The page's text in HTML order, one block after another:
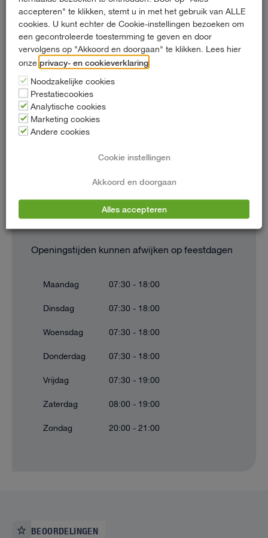
fouten bevatten.
Contact
Zeppelinstraat 65
2652 XB Berkel en Rodenrijs
010 - 452 03 33
info@hartautoverhuur.nl
Openingstijden
Openingstijden kunnen afwijken op feestdagen
Maandag
07:30 - 18:00
Dinsdag
07:30 - 18:00
Woensdag
07:30 - 18:00
Donderdag
07:30 - 18:00
Vrijdag
07:30 - 19:00
Zaterdag
08:00 - 19:00
Zondag
20:00 - 21:00
BEOORDELINGEN
accepteren" te klikken, stemt u in met het gebruik van ALLE
cookies. U kunt echter de Cookie-instellingen bezoeken om
een gecontroleerde toestemming te geven en door
vervolgens op "Akkoord en doorgaan" te klikken. Lees hier
onze privacy- en cookieverklaring
Noodzakelijke cookies
Prestatiecookies
Analytische cookies
Marketing cookies
Andere cookies
Cookie instellingen
Akkoord en doorgaan
Alles accepteren